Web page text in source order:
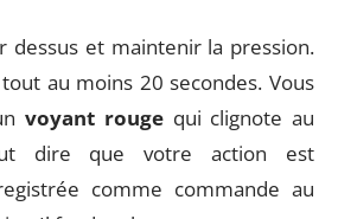
dessus et maintenir la pression.
au moins 20 secondes. Vous
voyant rougequi clignote au
dire que votre action est
comme commande au